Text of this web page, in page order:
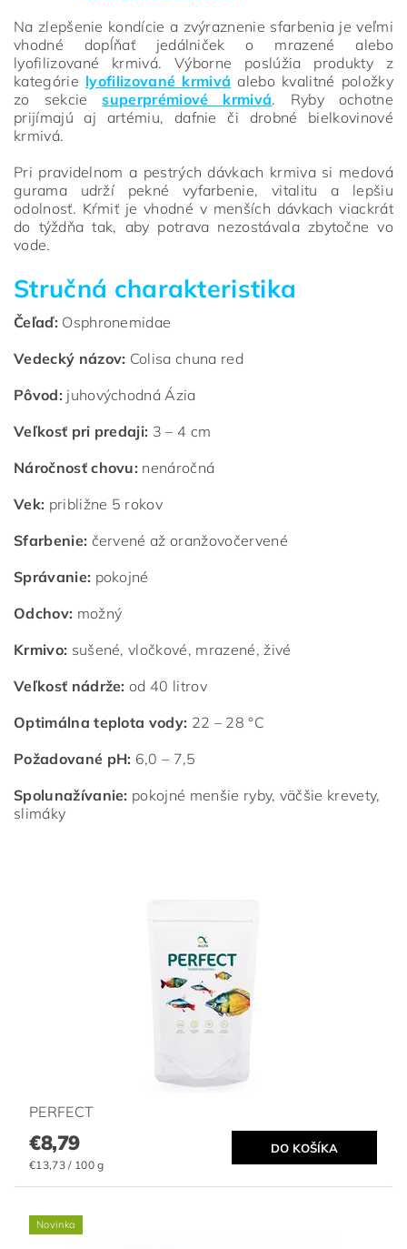
Na zlepšenie kondície a zvýraznenie sfarbenia je veľmi
vhodné dopĺňať jedálniček o mrazené alebo
lyofilizované krmivá. Výborne poslúžia produkty z
kategórie lyofilizované krmivá alebo kvalitné položky
zo sekciesuperprémiové krmivá. Ryby ochotne
prijímajú aj artémiu, dafnie či drobné bielkovinové
krmivá.
Pri pravidelnom a pestrých dávkach krmiva si medová
gurama udrží pekné vyfarbenie, vitalitu a lepšiu
odolnosť. Kŕmiť je vhodné v menších dávkach viackrát
do týždňa tak, aby potrava nezostávala zbytočne vo
vode.
Stručná charakteristika
Čeľaď: Osphronemidae
Vedecký názov: Colisa chuna red
Pôvod: juhovýchodná Ázia
Veľkosť pri predaji: 3 – 4 cm
Náročnosť chovu: nenáročná
Vek: približne 5 rokov
Sfarbenie: červené až oranžovočervené
Správanie: pokojné
Odchov: možný
Krmivo: sušené, vločkové, mrazené, živé
Veľkosť nádrže: od 40 litrov
Optimálna teplota vody: 22 – 28 °C
Požadované pH: 6,0 – 7,5
Spolunažívanie: pokojné menšie ryby, väčšie krevety,
slimáky
PERFECT
€8,79
€13,73 / 100 g
Novinka